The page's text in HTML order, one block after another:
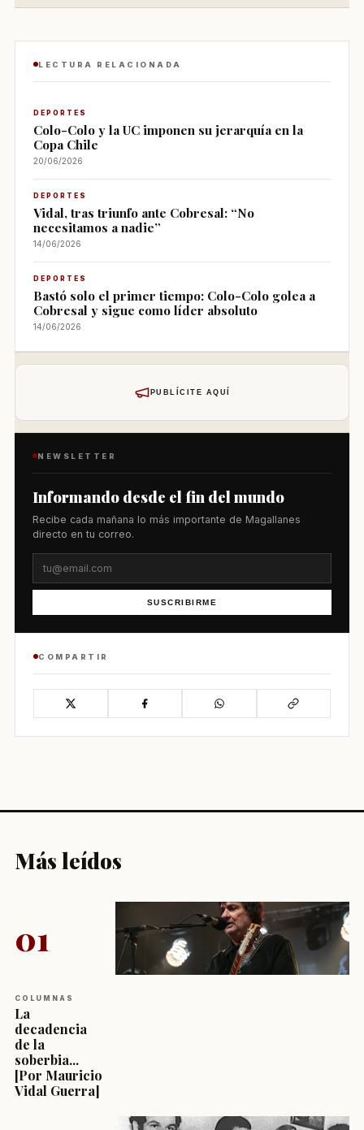
LECTURA RELACIONADA
DEPORTES
Colo-Colo y la UC imponen su jerarquía en la
Copa Chile
20/06/2026
DEPORTES
Vidal, tras triunfo ante Cobresal: “No
necesitamos a nadie”
14/06/2026
DEPORTES
Bastó solo el primer tiempo: Colo-Colo golea a
Cobresal y sigue como líder absoluto
14/06/2026
PUBLÍCITE AQUÍ
NEWSLETTER
Informando desde el fin del mundo
Recibe cada mañana lo más importante de Magallanes
directo en tu correo.
SUSCRIBIRME
COMPARTIR
Más leídos
01
COLUMNAS
La
decadencia
de la
soberbia...
[Por Mauricio
Vidal Guerra]